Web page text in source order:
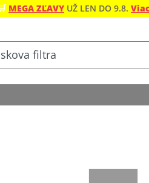
MEGA ZĽAVY UŽ LEN DO 9.8.